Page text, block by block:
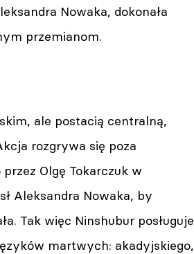
Nowaka, dokonała
przemianom.
ale postacią centralną,
rozgrywa się poza
Olgę Tokarczuk w
Aleksandra Nowaka, by
Tak więc Ninshubur posługuje
martwych: akadyjskiego,